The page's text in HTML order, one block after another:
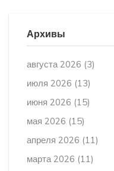
Архивы
августа 2026 (3)
июля 2026 (13)
июня 2026 (15)
мая 2026 (15)
апреля 2026 (11)
марта 2026 (11)